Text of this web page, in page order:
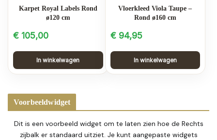
Karpet Royal Labels Rond
ø120 cm
€ 105,00
In winkelwagen
Vloerkleed Viola Taupe –
Rond ø160 cm
€94,95
In winkelwagen
Voorbeeldwidget
Dit is een voorbeeld widget om te laten zien hoe de Rechts
zijbalk er standaard uitziet. Je kunt aangepaste widgets